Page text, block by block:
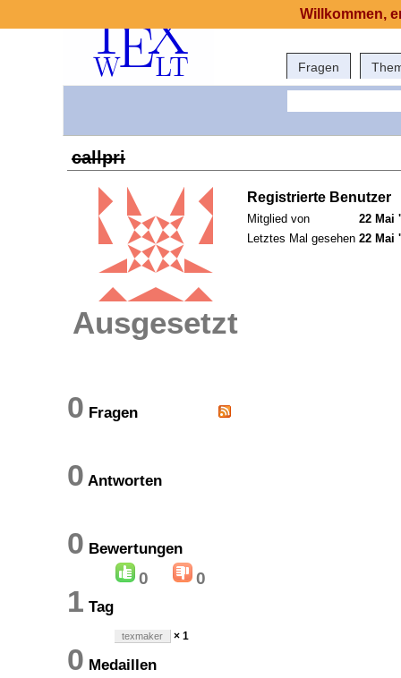
Fragen
callpri
Ausgesetzt
Registrierte Benutzer
Mitglied von
22 Mai
Letztes Mal gesehen 22 Mai
0 Fragen
0 Antworten
0 Bewertungen
0 0
1 Tag
texmaker × 1
0 Medaillen
Willkommen,